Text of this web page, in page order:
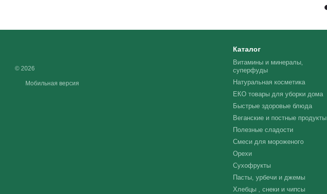
© 2026
Мобильная версия
Каталог
Витамины и минералы,
суперфуды
Натуральная косметика
ЕКО товары для уборки дома
Быстрые здоровые блюда
Веганские и постные продукты
Полезные сладости
Смеси для мороженого
Орехи
Сухофрукты
Пасты, урбечи и джемы
Хлебцы , снеки и чипсы